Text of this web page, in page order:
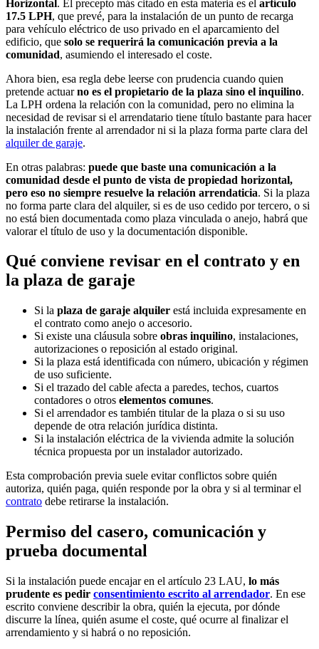
Horizontal . El precepto más citado en esta materia es el artículo
17.5 LPH, que prevé, para la instalación de un punto de recarga
para vehículo eléctrico de uso privado en el aparcamiento del
edificio, que solo se requerirá la comunicación previa a la
comunidad, asumiendo el interesado el coste.
Ahora bien, esa regla debe leerse con prudencia cuando quien
pretende actuarno es el propietario de la plaza sino el inquilino.
La LPH ordena la relación con la comunidad, pero no elimina la
necesidad de revisar si el arrendatario tiene título bastante para hacer
la instalación frente al arrendador ni si la plaza forma parte clara del
alquiler de garaje.
En otras palabras: puede que baste una comunicación a la
comunidad desde el punto de vista de propiedad horizontal,
pero eso no siempre resuelve la relación arrendaticia. Si la plaza
no forma parte clara del alquiler, si es de uso cedido por tercero, o si
no está bien documentada como plaza vinculada o anejo, habrá que
valorar el título de uso y la documentación disponible.
Qué conviene revisar en el contrato y en
la plaza de garaje
Si la plaza de garaje alquiler está incluida expresamente en
el contrato como anejo o accesorio.
Si existe una cláusula sobre obras inquilino, instalaciones,
autorizaciones o reposición al estado original.
Si la plaza está identificada con número, ubicación y régimen
de uso suficiente.
Si el trazado del cable afecta a paredes, techos, cuartos
contadores o otros elementos comunes.
Si el arrendador es también titular de la plaza o si su uso
depende de otra relación jurídica distinta.
Si la instalación eléctrica de la vivienda admite la solución
técnica propuesta por un instalador autorizado.
Esta comprobación previa suele evitar conflictos sobre quién
autoriza, quién paga, quién responde por la obra y si al terminar el
contrato debe retirarse la instalación.
Permiso del casero, comunicación y
prueba documental
Si la instalación puede encajar en el artículo 23 LAU, lo más
prudente es pedir consentimiento escrito al arrendador. En ese
escrito conviene describir la obra, quién la ejecuta, por dónde
discurre la línea, quién asume el coste, qué ocurre al finalizar el
arrendamiento y si habrá o no reposición.